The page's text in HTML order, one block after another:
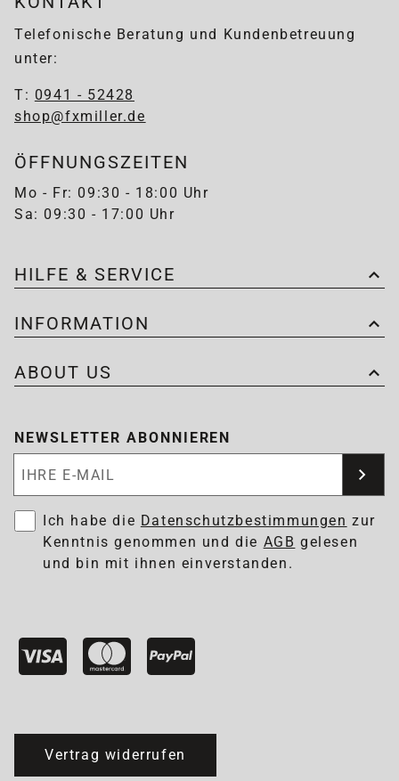
Telefonische Beratung und Kundenbetreuung
unter:
T: 0941 - 52428
shop@fxmiller.de
ÖFFNUNGSZEITEN
Mo - Fr: 09:30 - 18:00 Uhr
Sa: 09:30 - 17:00 Uhr
HILFE & SERVICE
INFORMATION
ABOUT US
NEWSLETTER ABONNIEREN
Ich habe die Datenschutzbestimmungen zur
Kenntnis genommen und die AGB gelesen
und bin mit ihnen einverstanden.
Vertrag widerrufen